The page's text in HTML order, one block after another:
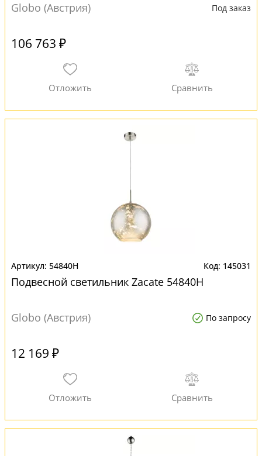
Globo (Австрия) Под заказ
106 763 ₽
54840H 145031
Подвесной светильник Zacate 54840H
Globo (Австрия) По запросу
12 169 ₽